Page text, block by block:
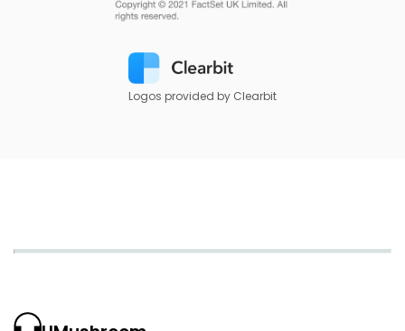
Logos provided by Clearbit